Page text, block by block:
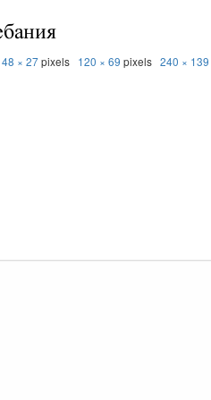
48 × 27pixels 120 × 69 pixels 240 × 139